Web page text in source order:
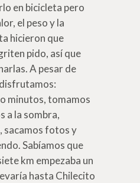
en bicicleta pero
el peso y la
hicieron que
pido, así que
A pesar de
minutos, tomamos
a la sombra,
sacamos fotos y
Sabíamos que
km empezaba un
hasta Chilecito